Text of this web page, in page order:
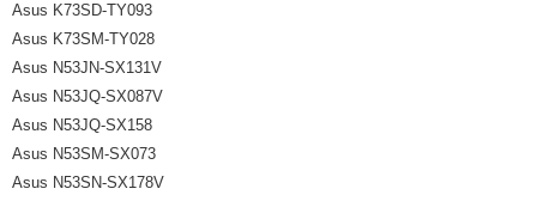
Asus K73SD-TY093
Asus K73SM-TY028
Asus N53JN-SX131V
Asus N53JQ-SX087V
Asus N53JQ-SX158
Asus N53SM-SX073
Asus N53SN-SX178V